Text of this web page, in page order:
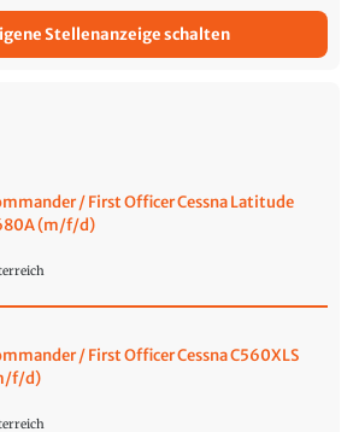
Stellenanzeige schalten
/ First Officer Cessna Latitude
(m/f/d)
/ First Officer Cessna C560XLS
f/d)